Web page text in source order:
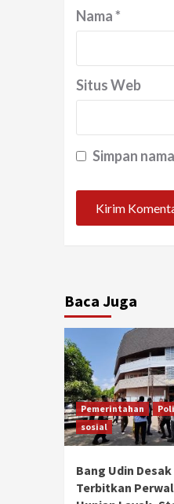
Nama*
Situs Web
Simpan
Baca Juga
Pemerintahan
sosial
Bang Udin
Terbitkan